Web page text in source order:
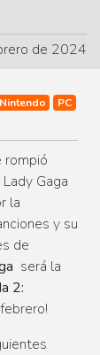
de 2024
Nintendo
PC
rompió
Gaga
la
y su
de
será la
2: